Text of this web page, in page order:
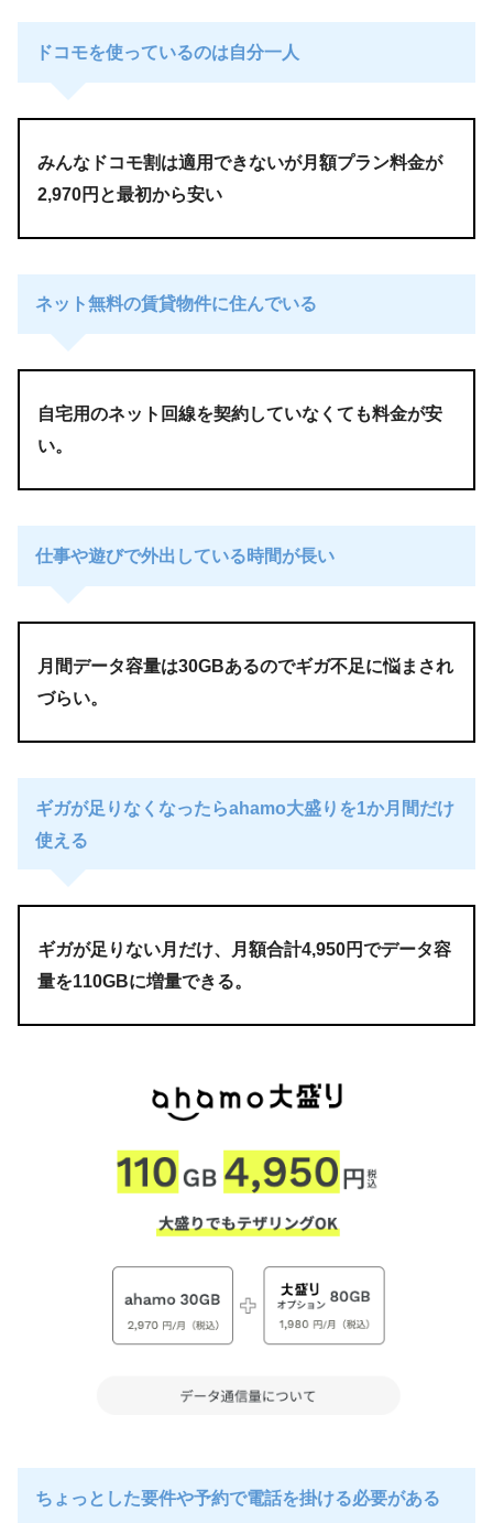
ドコモを使っているのは自分一人
みんなドコモ割は適用できないが月額プラン料金が
2,970円と最初から安い
ネット無料の賃貸物件に住んでいる
自宅用のネット回線を契約していなくても料金が安
い。
仕事や遊びで外出している時間が長い
月間データ容量は30GBあるのでギガ不足に悩まされ
づらい。
ギガが足りなくなったらahamo大盛りを1か月間だけ
使える
ギガが足りない月だけ、月額合計4,950円でデータ容
量を110GBに増量できる。
ちょっとした要件や予約で電話を掛ける必要がある